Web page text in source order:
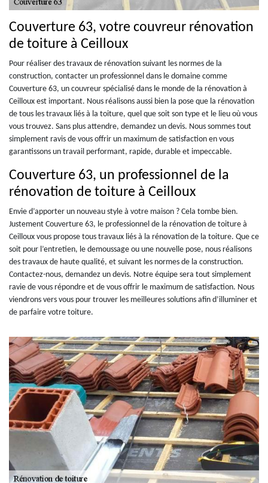
Couverture 63, votre couvreur rénovation
de toiture à Ceilloux
Pour réaliser des travaux de rénovation suivant les normes de la
construction, contacter un professionnel dans le domaine comme
Couverture 63, un couvreur spécialisé dans le monde de la rénovation à
Ceilloux est important. Nous réalisons aussi bien la pose que la rénovation
de tous les travaux liés à la toiture, quel que soit son type et le lieu où vous
vous trouvez. Sans plus attendre, demandez un devis. Nous sommes tout
simplement ravis de vous offrir un maximum de satisfaction en vous
garantissons un travail performant, rapide, durable et impeccable.
Couverture 63, un professionnel de la
rénovation de toiture à Ceilloux
Envie d’apporter un nouveau style à votre maison ? Cela tombe bien.
Justement Couverture 63, le professionnel de la rénovation de toiture à
Ceilloux vous propose tous travaux liés à la rénovation de la toiture. Que ce
soit pour l’entretien, le demoussage ou une nouvelle pose, nous réalisons
des travaux de haute qualité, et suivant les normes de la construction.
Contactez-nous, demandez un devis. Notre équipe sera tout simplement
ravie de vous répondre et de vous offrir le maximum de satisfaction. Nous
viendrons vers vous pour trouver les meilleures solutions afin d’illuminer et
de parfaire votre toiture.